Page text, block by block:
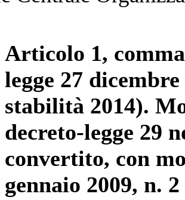
Articolo 1,
legge 27 dicembre
stabilità 2014).
decreto-legge 29
convertito, con
gennaio 2009, n.